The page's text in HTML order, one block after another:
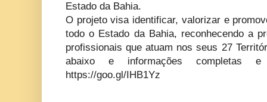
Estado da Bahia.
O projeto visa identificar, valorizar e
todo o Estado da Bahia, reconhecendo a
profissionais que atuam nos seus 27
abaixo e informações completas
https://goo.gl/IHB1Yz